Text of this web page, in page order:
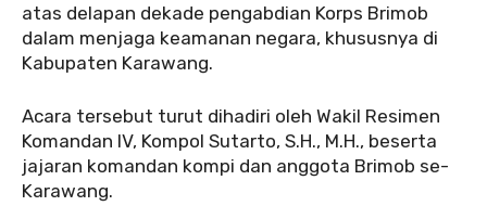
atas delapan dekade pengabdian Korps Brimob
dalam menjaga keamanan negara, khususnya di
Kabupaten Karawang.
Acara tersebut turut dihadiri oleh Wakil Resimen
Komandan IV, Kompol Sutarto, S.H., M.H., beserta
jajaran komandan kompi dan anggota Brimob se-
Karawang.